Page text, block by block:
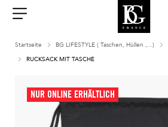
contenu
Startseite BG LIFESTYLE ( Taschen, Hüllen ,...)
RUCKSACK MIT TASCHE
NUR ONLINE ERHÄLTLICH